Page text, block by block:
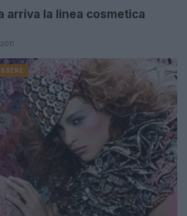
arriva la linea cosmetica